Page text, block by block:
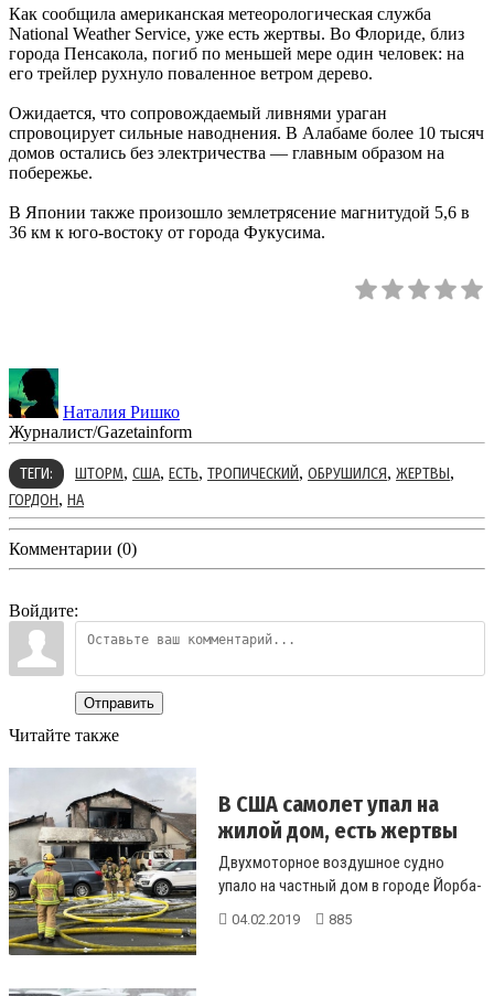
Как сообщила американская метеорологическая служба
National Weather Service, уже есть жертвы. Во Флориде, близ
города Пенсакола, погиб по меньшей мере один человек: на
его трейлер рухнуло поваленное ветром дерево.
Ожидается, что сопровождаемый ливнями ураган
спровоцирует сильные наводнения. В Алабаме более 10 тысяч
домов остались без электричества — главным образом на
побережье.
В Японии также произошло землетрясение магнитудой 5,6 в
36 км к юго-востоку от города Фукусима.
Наталия Ришко
Журналист/Gazetainform
ТЕГИ: ШТОРМ, США, ЕСТЬ, ТРОПИЧЕСКИЙ, ОБРУШИЛСЯ, ЖЕРТВЫ,
ГОРДОН, НА
Комментарии (0)
Войдите:
Отправить
Читайте также
В США самолет упал на
жилой дом, есть жертвы
Двухмоторное воздушное судно
упало на частный дом в городе Йорба-
Линда, в результате чего начался по...
04.02.2019 885